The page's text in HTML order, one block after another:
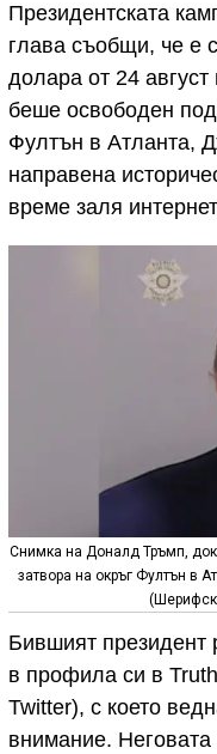
Президентската
глава съобщи, че е
долара от 24
беше освободен под
Фултън в Атланта,
направена
време заля
Снимка на Доналд Тръмп,
затвора на окръг Фултън в
Бившият президент
в профила си в
Twitter), с което
внимание.